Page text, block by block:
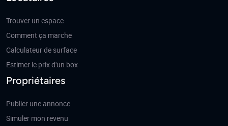
Trouver un espace
Comment ça marche
Calculateur de surface
Estimer le prix d'un box
Propriétaires
Publier une annonce
Simuler mon revenu